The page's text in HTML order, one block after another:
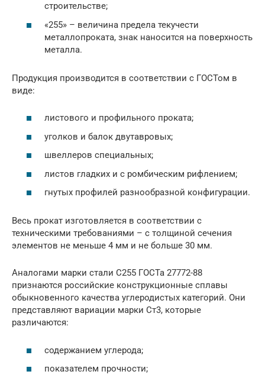
строительстве;
«255» – величина предела текучести
металлопроката, знак наносится на поверхность
металла.
Продукция производится в соответствии с ГОСТом в
виде:
листового и профильного проката;
уголков и балок двутавровых;
швеллеров специальных;
листов гладких и с ромбическим рифлением;
гнутых профилей разнообразной конфигурации.
Весь прокат изготовляется в соответствии с
техническими требованиями – с толщиной сечения
элементов не меньше 4 мм и не больше 30 мм.
Аналогами марки стали С255 ГОСТа 27772-88
признаются российские конструкционные сплавы
обыкновенного качества углеродистых категорий. Они
представляют вариации марки Ст3, которые
различаются:
содержанием углерода;
показателем прочности;